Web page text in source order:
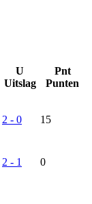
U
Uitslag
Pnt
Punten
2 - 0
15
2 - 1
0